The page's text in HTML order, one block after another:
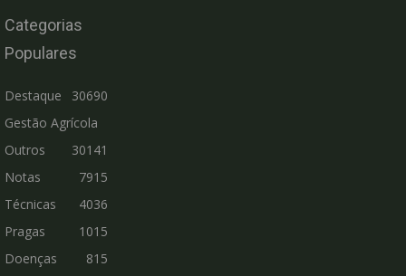
Categorias
Populares
Destaque
30690
Gestão Agrícola
30141
Outros
7915
Notas
Técnicas
4036
Pragas
1015
Doenças
815